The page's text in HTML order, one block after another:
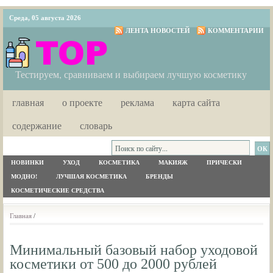
Среда, 05 августа 2026
ЛЕНТА НОВОСТЕЙ
КОММЕНТАРИИ
Тестируем, сравниваем и выбираем лучшую косметику
главная о проекте реклама
карта сайта
содержание
словарь
НОВИНКИ УХОД КОСМЕТИКА МАКИЯЖ ПРИЧЕСКИ
МОДНО! ЛУЧШАЯ КОСМЕТИКА БРЕНДЫ
КОСМЕТИЧЕСКИЕ СРЕДСТВА
Главная /
Минимальный базовый набор уходовой
косметики от 500 до 2000 рублей